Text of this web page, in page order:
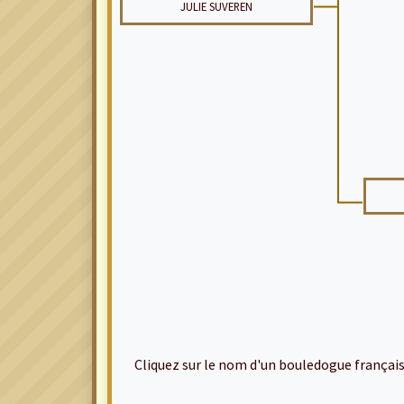
JULIE SUVEREN
Cliquez sur le nom d'un bouledogue